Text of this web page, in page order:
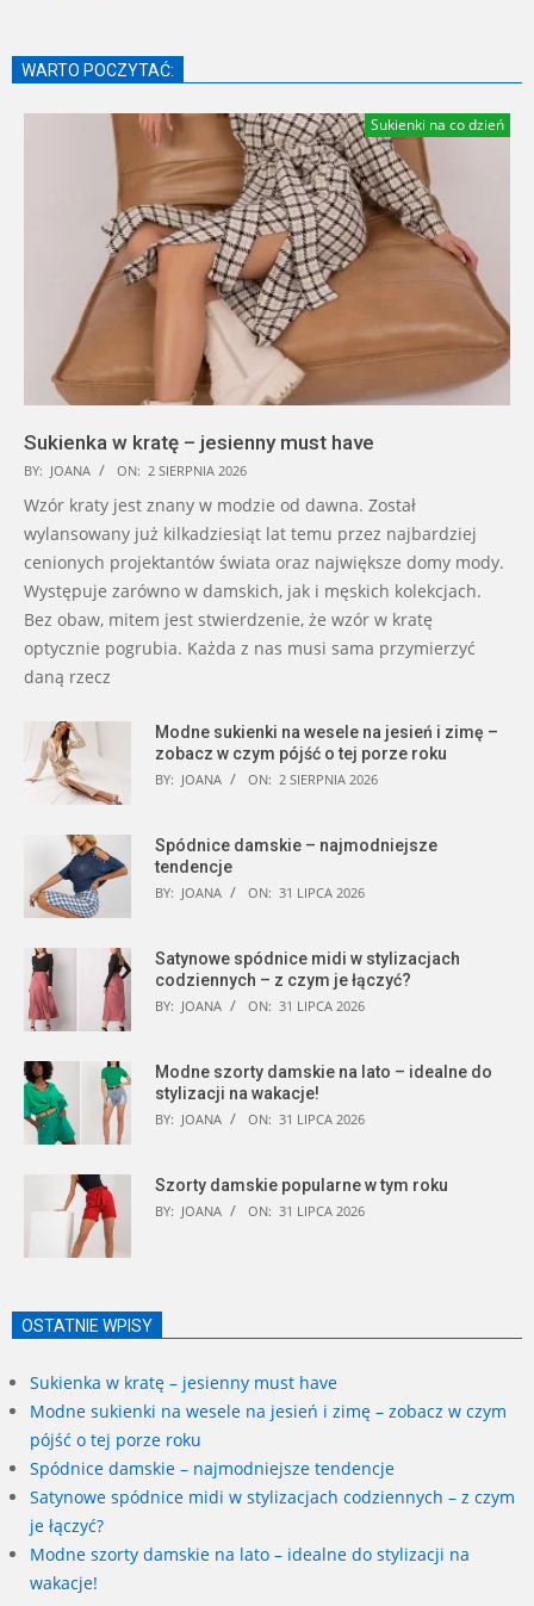
WARTO POCZYTAĆ:
Sukienki na co dzień
Sukienka w kratę – jesienny must have
BY: JOANA ON: 2 SIERPNIA 2026
Wzór kraty jest znany w modzie od dawna. Został
wylansowany już kilkadziesiąt lat temu przez najbardziej
cenionych projektantów świata oraz największe domy mody.
Występuje zarówno w damskich, jak i męskich kolekcjach.
Bez obaw, mitem jest stwierdzenie, że wzór w kratę
optycznie pogrubia. Każda z nas musi sama przymierzyć
daną rzecz
Modne sukienki na wesele na jesień i zimę –
zobacz w czym pójść o tej porze roku
BY: JOANA ON: 2 SIERPNIA 2026
Spódnice damskie – najmodniejsze
tendencje
BY: JOANA ON: 31 LIPCA 2026
Satynowe spódnice midi w stylizacjach
codziennych – z czym je łączyć?
BY: JOANA ON: 31 LIPCA 2026
Modne szorty damskie na lato – idealne do
stylizacji na wakacje!
BY: JOANA ON: 31 LIPCA 2026
Szorty damskie popularne w tym roku
BY: JOANA ON: 31 LIPCA 2026
OSTATNIE WPISY
Sukienka w kratę – jesienny must have
Modne sukienki na wesele na jesień i zimę – zobacz w czym
pójść o tej porze roku
Spódnice damskie – najmodniejsze tendencje
Satynowe spódnice midi w stylizacjach codziennych – z czym
je łączyć?
Modne szorty damskie na lato – idealne do stylizacji na
wakacje!